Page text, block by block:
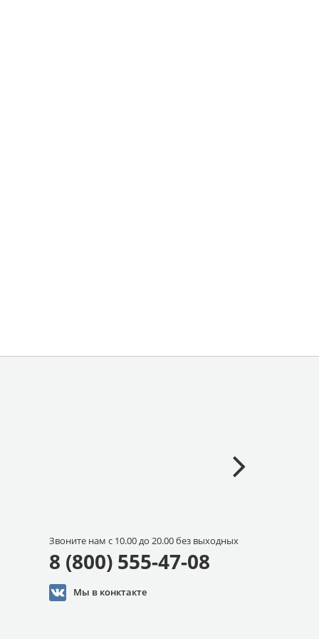
Звоните нам с 10.00 до 20.00 без выходных
8 (800) 555-47-08
Мы в конктакте